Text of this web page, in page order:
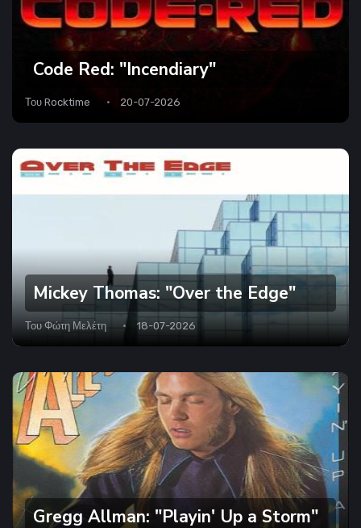
Code Red: "Incendiary"
Του Rocktime 20-07-2026
Mickey Thomas: "Over the Edge"
Του Φώτη Μελέτη 18-07-2026
Gregg Allman: "Playin' Up a Storm"